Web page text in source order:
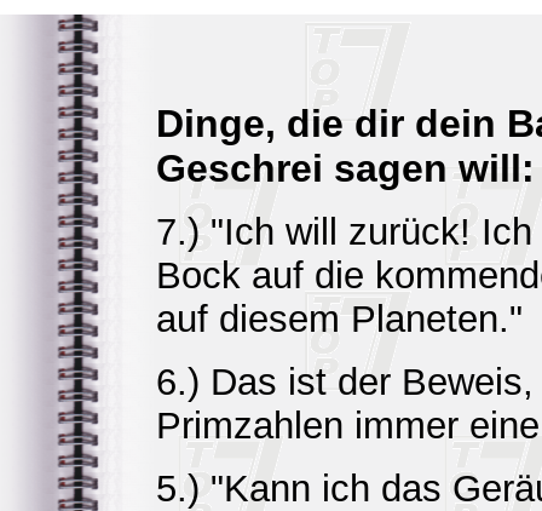
Dinge, die dir dein
Geschrei sagen will:
7.) "Ich will zurück!
Bock auf die
auf diesem Planeten."
6.) Das ist der
Primzahlen immer
5.) "Kann ich das